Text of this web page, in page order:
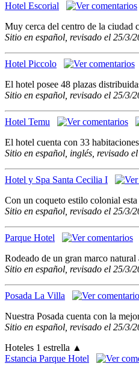
Hotel Escorial
Muy cerca del centro de la ciudad
Sitio en español, revisado el 25/3/
Hotel Piccolo
El hotel posee 48 plazas
Sitio en español, revisado el 25/3/
Hotel Temu
El hotel cuenta con 33
Sitio en español, inglés, revisado
Hotel y Spa Santa Cecilia I
Con un coqueto estilo colonial
Sitio en español, revisado el 25/3/
Parque Hotel
Rodeado de un gran marco
Sitio en español, revisado el 25/3/
Posada La Villa
Nuestra Posada cuenta con la
Sitio en español, revisado el 25/3/
Hoteles 1 estrella ▲
Estancia Parque Hotel